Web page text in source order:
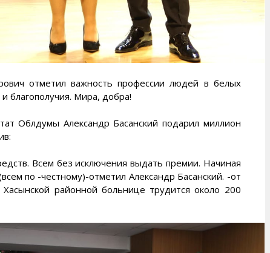
отметил важность профессии людей в белых
благополучия. Мира, добра!
Облдумы Александр Басанский подарил миллион
Всем без исключения выдать премии. Начиная
по -честному)-отметил Александр Басанский. -от
районной больнице трудится около 200